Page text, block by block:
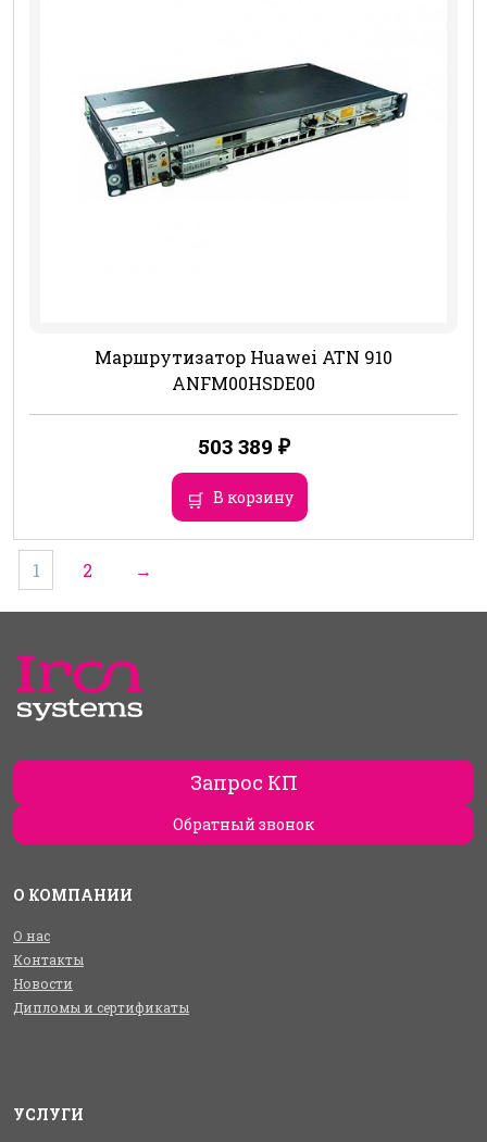
Маршрутизатор Huawei ATN 910
ANFM00HSDE00
503 389 ₽
В корзину
1 2 →
Запрос КП
Обратный звонок
О КОМПАНИИ
О нас
Контакты
Новости
Дипломы и сертификаты
УСЛУГИ